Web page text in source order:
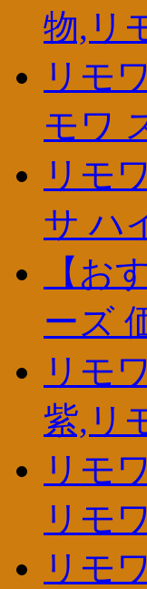
物,リ
リモ
モワ
リモ
サ ハ
【お
ーズ
リモ
紫,リ
リモ
リモ
リモ